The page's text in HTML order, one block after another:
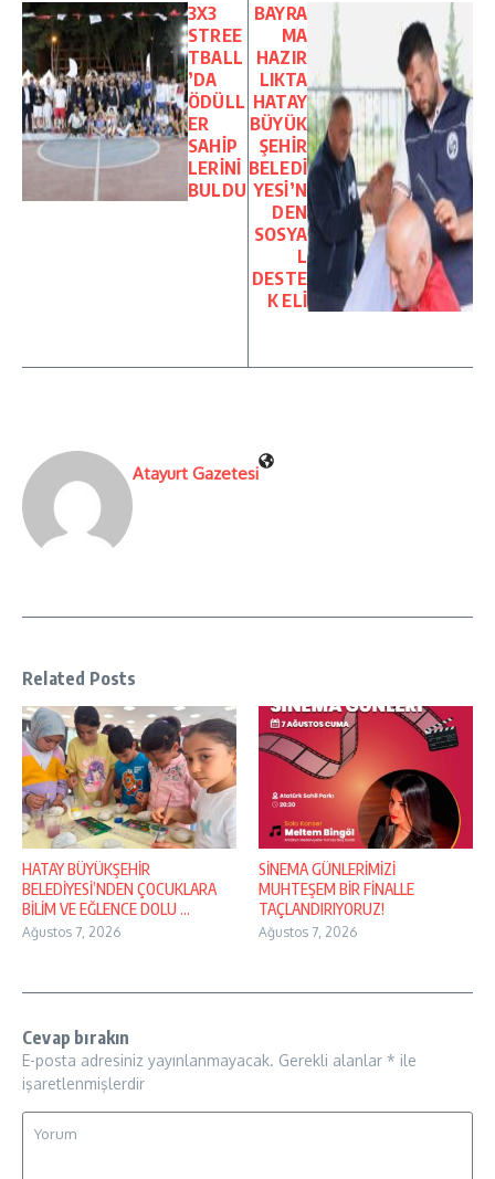
3X3
STREE
TBALL
’DA
ÖDÜLL
ER
SAHİP
LERİNİ
BULDU
BAYRA
MA
HAZIR
LIKTA
HATAY
BÜYÜK
ŞEHİR
BELEDİ
YESİ’N
DEN
SOSYA
L
DESTE
K ELİ
Atayurt Gazetesi
Related Posts
HATAY BÜYÜKŞEHİR
BELEDİYESİ’NDEN ÇOCUKLARA
BİLİM VE EĞLENCE DOLU ...
Ağustos 7, 2026
SİNEMA GÜNLERİMİZİ
MUHTEŞEM BİR FİNALLE
TAÇLANDIRIYORUZ!
Ağustos 7, 2026
Cevap bırakın
E-posta adresiniz yayınlanmayacak. Gerekli alanlar * ile
işaretlenmişlerdir